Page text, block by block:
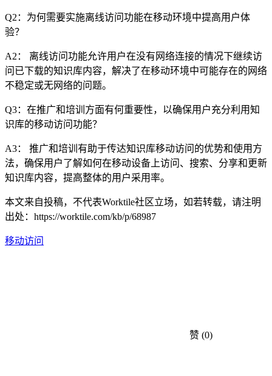
Q2：为何需要实施离线访问功能在移动环境中提高用户体
验？
A2： 离线访问功能允许用户在没有网络连接的情况下继续访
问已下载的知识库内容，解决了在移动环境中可能存在的网络
不稳定或无网络的问题。
Q3：在推广和培训方面有何重要性，以确保用户充分利用知
识库的移动访问功能？
A3： 推广和培训有助于传达知识库移动访问的优势和使用方
法，确保用户了解如何在移动设备上访问、搜索、分享和更新
知识库内容，提高整体的用户采用率。
本文来自投稿，不代表Worktile社区立场，如若转载，请注明
出处：https://worktile.com/kb/p/68987
移动访问
赞 (0)